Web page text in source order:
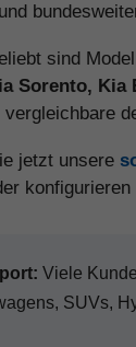
sind
Sorento, Kia
jetzt unsere
Viele
SUVs,